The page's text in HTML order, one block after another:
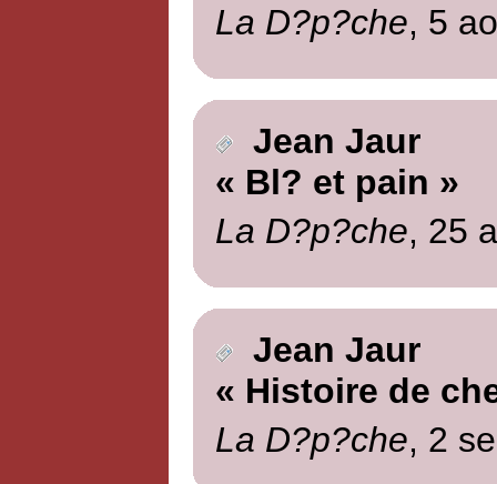
La D?p?che, 5
Jean Jaur
« Bl? et pain »
La D?p?che, 25
Jean Jaur
« Histoire de
La D?p?che, 2